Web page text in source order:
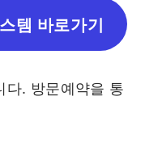
템 바로가기
다. 방문예약을 통